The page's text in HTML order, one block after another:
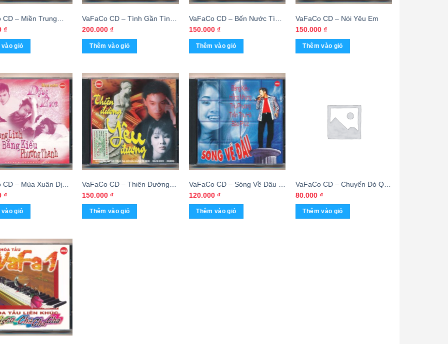
CD – Miền Trung
Vol2
₫
vào giỏ
VaFaCo CD – Tình Gần Tình
Xa – cái
200.000₫
Thêm vào giỏ
VaFaCo CD – Bến Nước Tình
Yêu
150.000 ₫
Thêm vào giỏ
VaFaCo CD – Nói Yêu Em
150.000 ₫
Thêm vào giỏ
CD – Mùa Xuân Dịu
₫
vào giỏ
VaFaCo CD – Thiên Đường
Yêu Đương
150.000₫
Thêm vào giỏ
VaFaCo CD – Sóng Về Đâu –
Giọt Tình Xanh – cái
120.000 ₫
Thêm vào giỏ
VaFaCo CD – Chuyến Đò Quê
Hương (Tái bản) – cái
80.000 ₫
Thêm vào giỏ